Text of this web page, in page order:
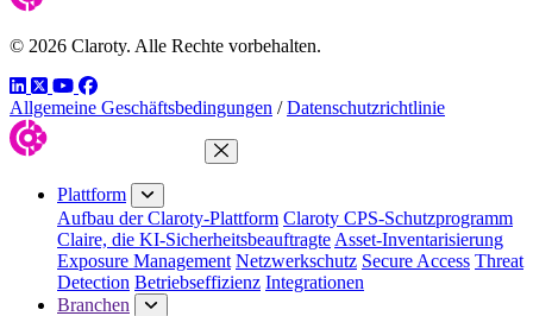
© 2026 Claroty. Alle Rechte vorbehalten.
LinkedIn
TwitterYouTube
Facebook
Allgemeine Geschäftsbedingungen / Datenschutzrichtlinie
Menü schließen
Plattform
Aufbau der Claroty-Plattform Claroty CPS-Schutzprogramm
Claire, die KI-Sicherheitsbeauftragte Asset-Inventarisierung
Exposure Management Netzwerkschutz Secure Access Threat
Detection Betriebseffizienz Integrationen
Branchen